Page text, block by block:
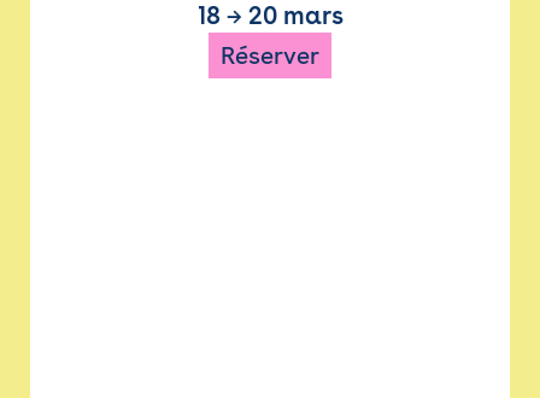
18 → 20 mars
Réserver